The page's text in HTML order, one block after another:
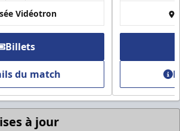
Appel (819) 519-1634
la vente de billets
Vidéotron
Billets
du match
à jour